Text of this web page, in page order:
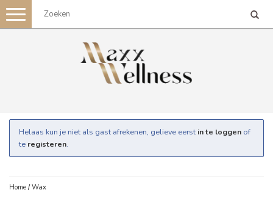
Toggle
navigation
Helaas kun je niet als gast afrekenen, gelieve eerst in te loggen of
te registeren.
Home /Wax